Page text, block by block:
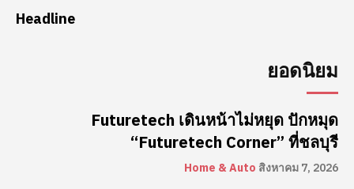
Headline
ยอดนิยม
Futuretech เดินหน้าไม่หยุด ปักหมุด
“Futuretech Corner” ที่ชลบุรี
Home & Auto สิงหาคม 7, 2026